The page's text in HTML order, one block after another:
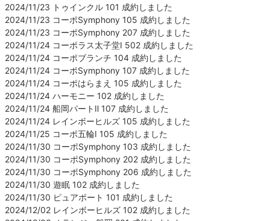
2024/11/23 トゥインクル 101 成約しました
2024/11/23 コーポSymphony 105 成約しました
2024/11/23 コーポSymphony 207 成約しました
2024/11/24 コーポラス太子堂Ⅰ 502 成約しました
2024/11/24 コーポブランチ 104 成約しました
2024/11/24 コーポSymphony 107 成約しました
2024/11/24 コーポはらまえ 105 成約しました
2024/11/24 ハーモニー 102 成約しました
2024/11/24 船岡パートⅡ 107 成約しました
2024/11/24 レインボーヒルズ 105 成約しました
2024/11/25 コーポ五輪Ⅰ 105 成約しました
2024/11/30 コーポSymphony 103 成約しました
2024/11/30 コーポSymphony 202 成約しました
2024/11/30 コーポSymphony 206 成約しました
2024/11/30 遊眠 102 成約しました
2024/11/30 ピュアポート 101 成約しました
2024/12/02 レインボーヒルズ 102 成約しました